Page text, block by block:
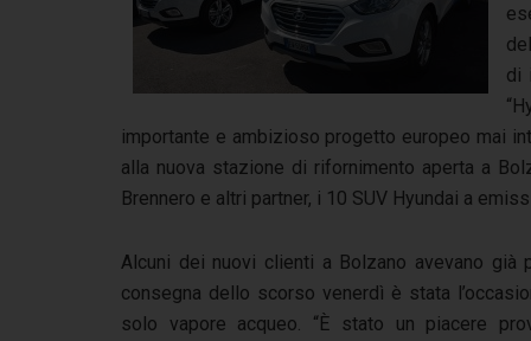
di
importante e ambizioso progetto europeo mai
alla nuova stazione di rifornimento aperta a
Brennero e altri partner, i 10 SUV Hyundai a
Alcuni dei nuovi clienti a Bolzano avevano
consegna dello scorso venerdì è stata
solo vapore acqueo. “È stato un piacere